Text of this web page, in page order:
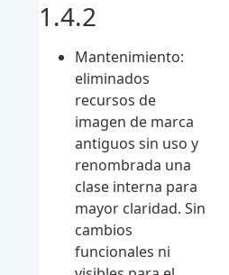
1.4.2
Mantenimiento:
eliminados
recursos de
imagen de marca
antiguos sin uso y
renombrada una
clase interna para
mayor claridad. Sin
cambios
funcionales ni